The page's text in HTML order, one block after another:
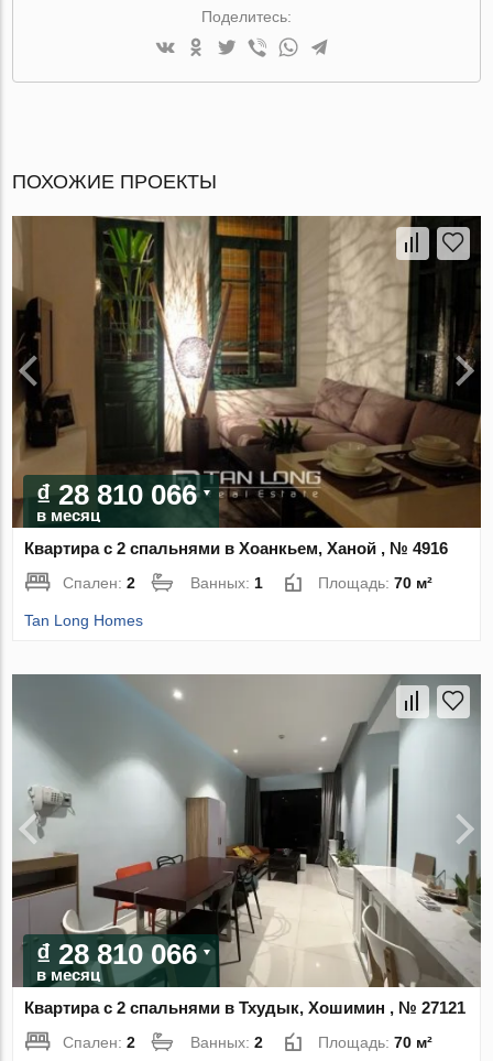
Поделитесь:
ПОХОЖИЕ ПРОЕКТЫ
₫ 28 810 066
в месяц
Квартира с 2 спальнями в Хоанкьем, Ханой , № 4916
Спален:2 Ванных:1 Площадь:70 м²
Tan Long Homes
₫ 28 810 066
в месяц
Квартира с 2 спальнями в Тхудык, Хошимин , № 27121
Спален:2 Ванных:2 Площадь:70 м²